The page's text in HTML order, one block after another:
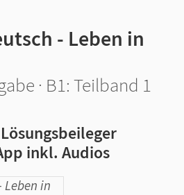
- Leben in
· B1: Teilband 1
inkl. Audios